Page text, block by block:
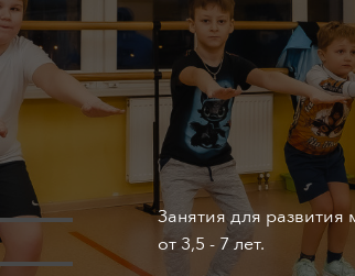
Групповые программы
Анализатор состава тела
Банный комплекс
Солярий
Занятия для
от 3,5 - 7 лет.